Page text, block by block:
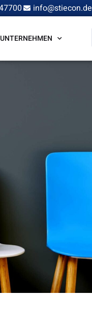
info@stiecon.de
UNTERNEHMEN